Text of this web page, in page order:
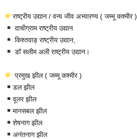
राष्ट्रीय उद्यान / वन्य जीव अभ्यारण्य ( जम्मू कश्मीर )
दाचीग्राम राष्ट्रीय उद्यान
किश्तवाड़ राष्ट्रीय उद्यान,
डॉ सलीम अली राष्ट्रीय उद्यान।
प्रमुख झील ( जम्मू कश्मीर )
डल झील
वूलर झील
मानसबल झील
शेषनाग झील
अनंतनाग झील